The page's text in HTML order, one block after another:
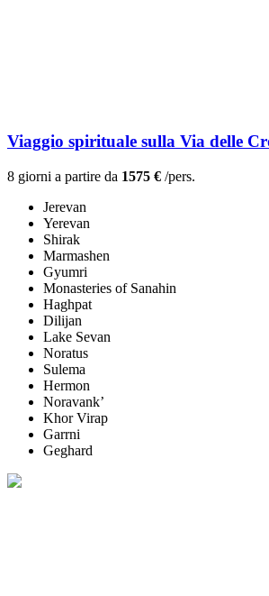
Viaggio spirituale sulla Via delle
8 giorni a partire da 1575 € /pers.
Jerevan
Yerevan
Shirak
Marmashen
Gyumri
Monasteries of Sanahin
Haghpat
Dilijan
Lake Sevan
Noratus
Sulema
Hermon
Noravank’
Khor Virap
Garrni
Geghard